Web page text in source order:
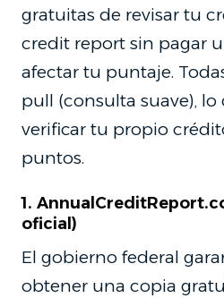
gratuitas de revisar tu
credit report sin pagar
afectar tu puntaje.
pull (consulta suave),
verificar tu propio
puntos.
1.
oficial)
El gobierno federal
obtener una copia